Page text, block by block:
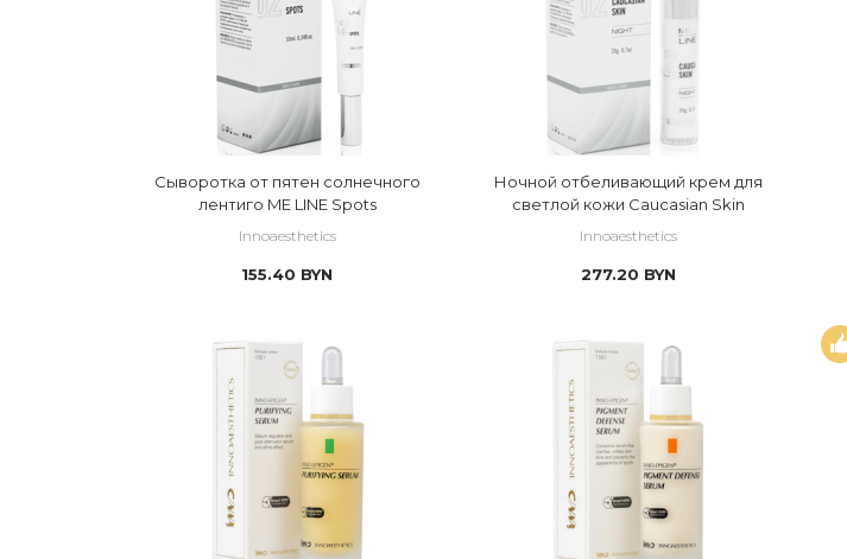
Сыворотка от пятен солнечного
лентиго ME LINE Spots
Innoaesthetics
155.40 BYN
Ночной отбеливающий крем для
светлой кожи Caucasian Skin
Innoaesthetics
277.20 BYN